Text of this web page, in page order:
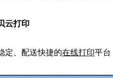
云打印
定、配送快捷的在线打印平台